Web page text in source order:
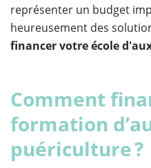
représenter un budget
heureusement des
financer votre école
Comment
formation
puériculture ?